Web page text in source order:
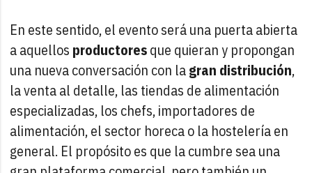
En este sentido, el evento será una puerta abierta
a aquellos productoresque quieran y propongan
una nueva conversación con lagran distribución,
la venta al detalle, las tiendas de alimentación
especializadas, los chefs, importadores de
alimentación, el sector horeca o la hostelería en
general. El propósito es que la cumbre sea una